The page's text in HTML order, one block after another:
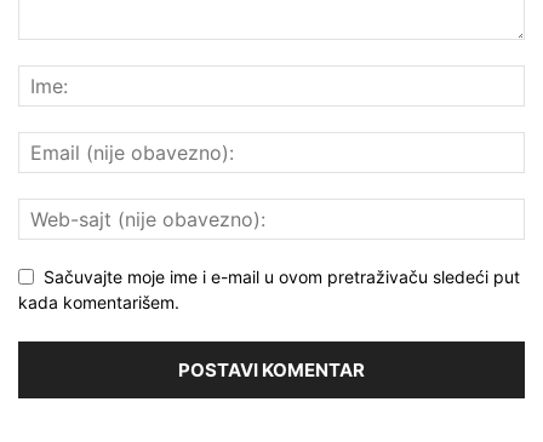
Sačuvajte moje ime i e-mail u ovom pretraživaču sledeći put
kada komentarišem.